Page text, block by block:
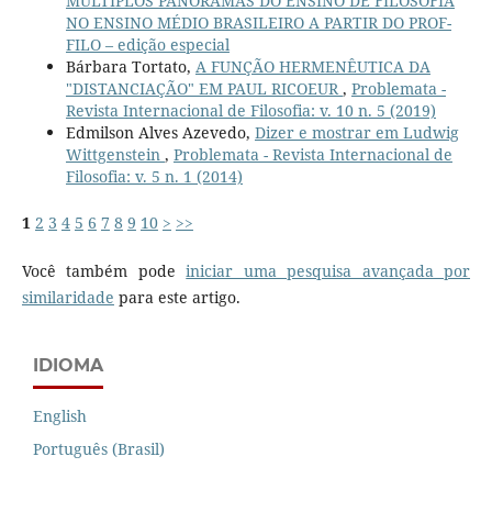
NO ENSINO MÉDIO BRASILEIRO A PARTIR DO PROF-
FILO – edição especial
Bárbara Tortato, A FUNÇÃO HERMENÊUTICA DA
"DISTANCIAÇÃO" EM PAUL RICOEUR, Problemata -
Revista Internacional de Filosofia: v. 10 n. 5 (2019)
Edmilson Alves Azevedo, Dizer e mostrar em Ludwig
Wittgenstein , Problemata - Revista Internacional de
Filosofia: v. 5 n. 1 (2014)
1 2 3 4 5 6 7 8 9 10 > >>
Você também podeiniciar uma pesquisa avançada por
similaridade para este artigo.
IDIOMA
English
Português (Brasil)